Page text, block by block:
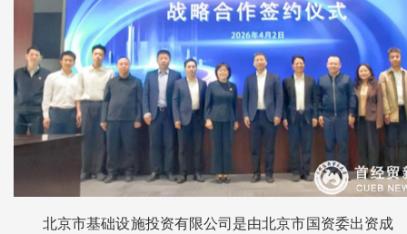
北京市基础设施投资有限公司是由北京市国资委出资成